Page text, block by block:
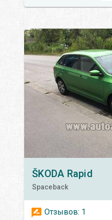
ŠKODA Rapid
Spaceback
Отзывов: 1